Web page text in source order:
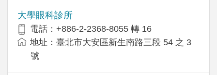
大學眼科診所
電話：+886-2-2368-8055 轉 16
地址：臺北市大安區新生南路三段 54 之 3
號